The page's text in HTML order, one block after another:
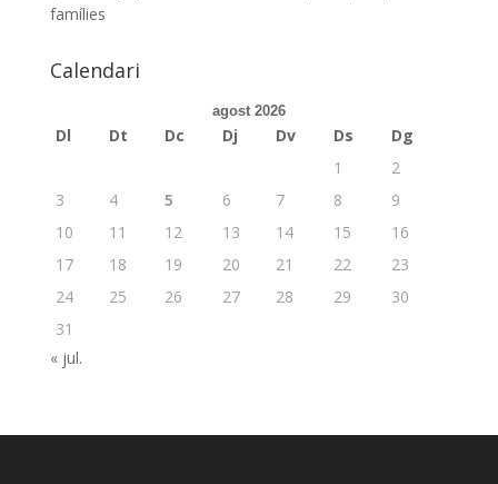
famílies
Calendari
agost 2026
Dl Dt Dc Dj Dv Ds
Dg
1
2
3
4 5 6 7 8
9
10
11 12 13 14 15
16
17
18 19 20 21 22
23
24
25 26 27 28 29
30
31
« jul.